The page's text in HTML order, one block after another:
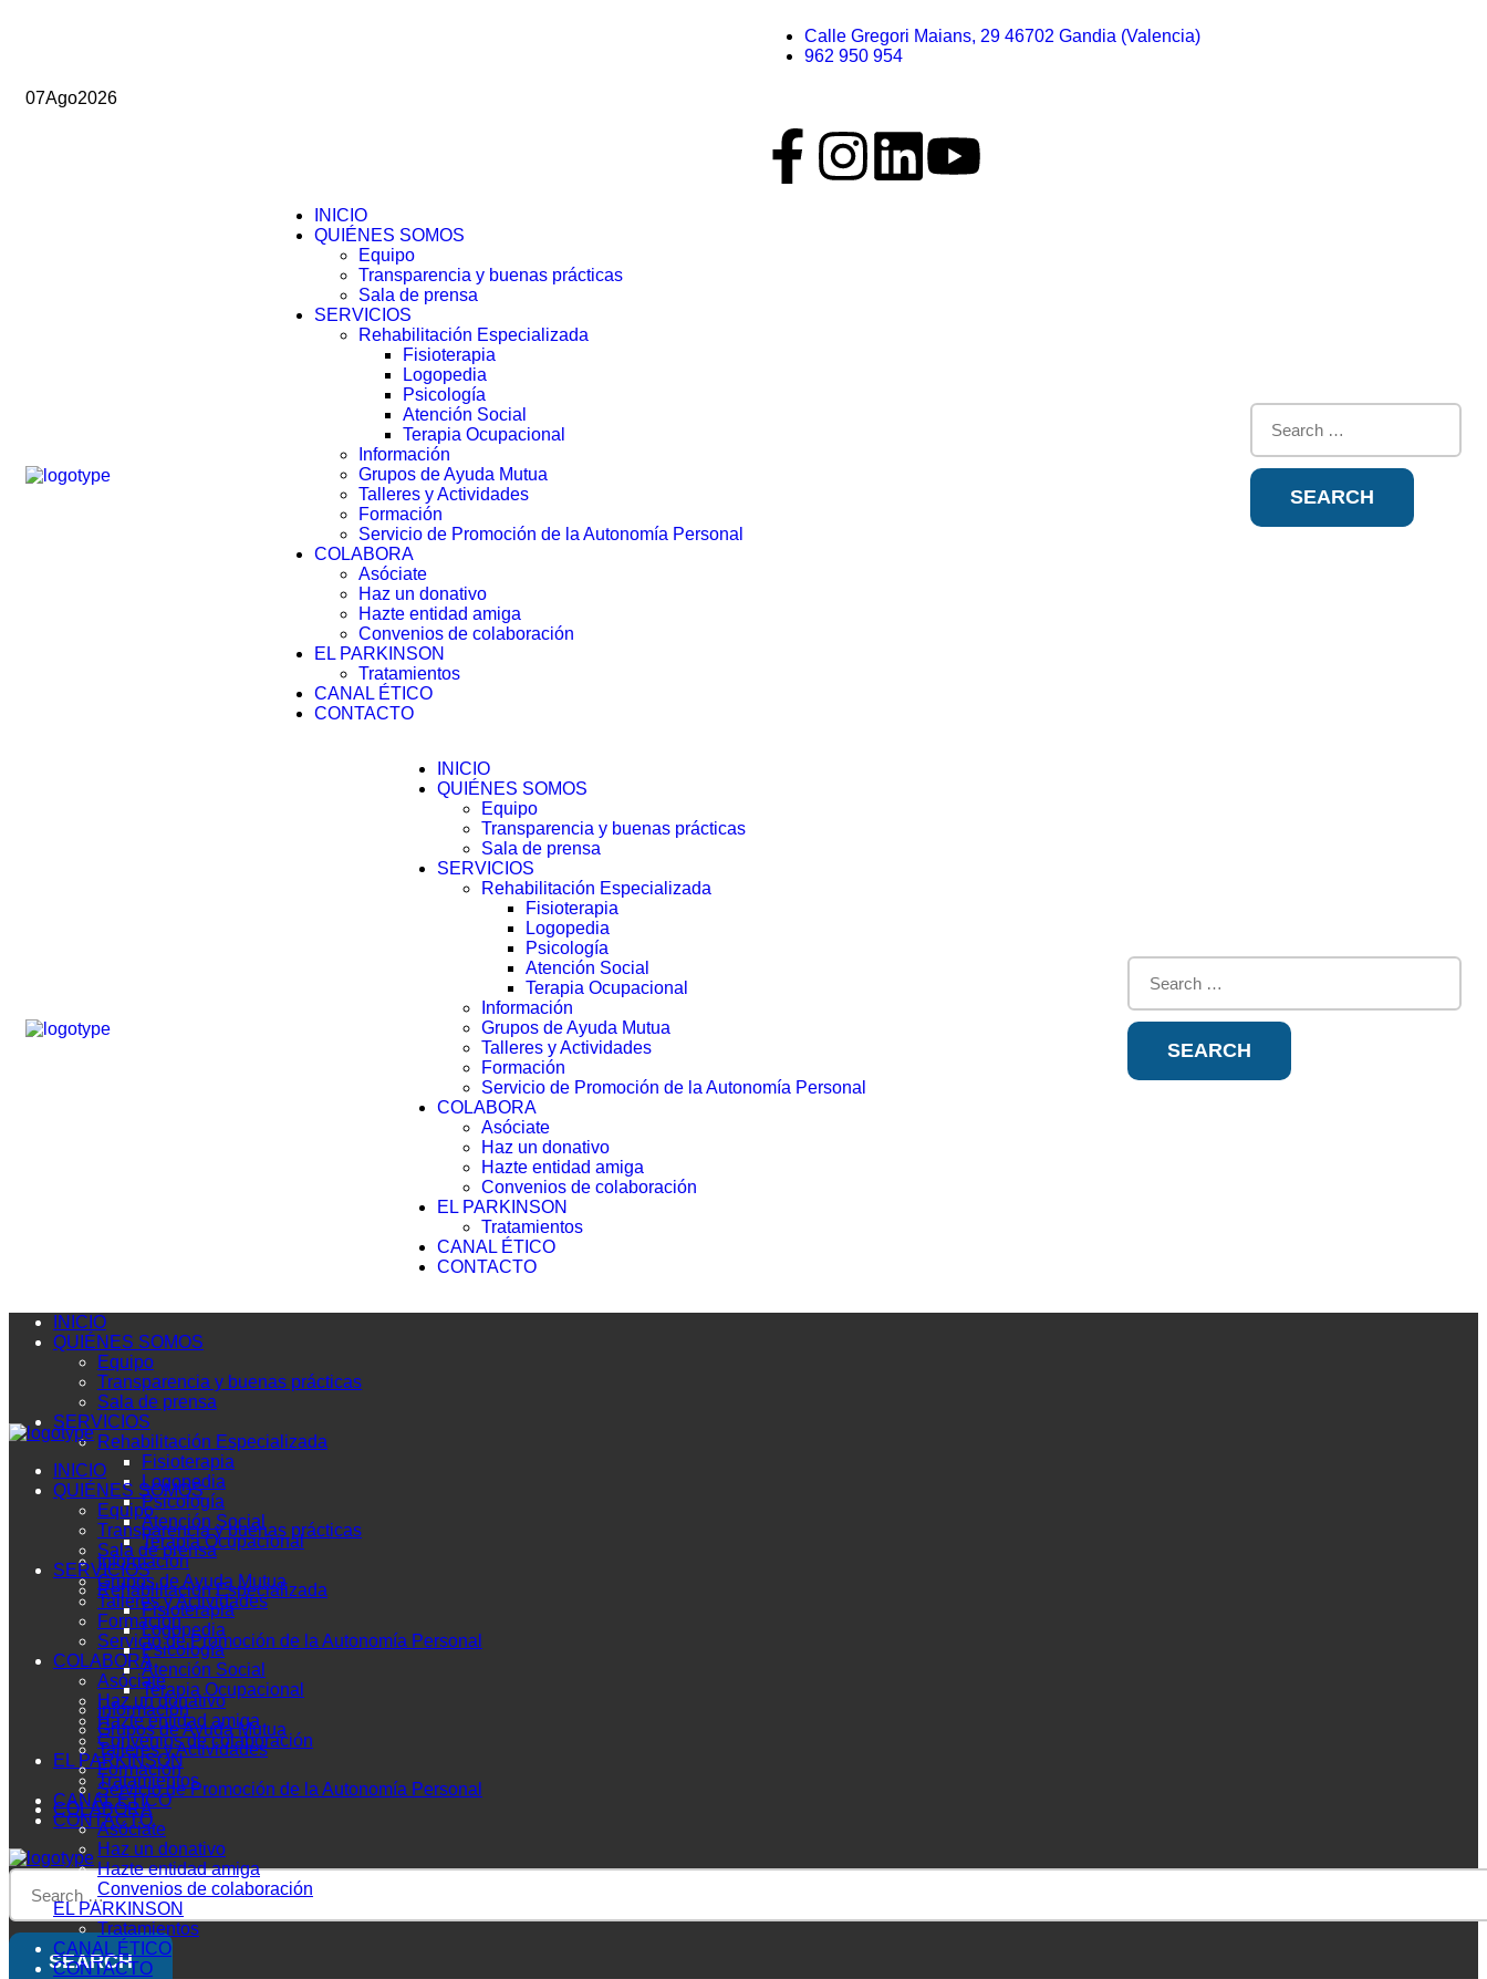
07Ago2026
Calle Gregori Maians, 29 46702 Gandia (Valencia)
962 950 954
INICIO
QUIÉNES SOMOS
Equipo
Transparencia y buenas prácticas
Sala de prensa
SERVICIOS
Rehabilitación Especializada
Fisioterapia
Logopedia
Psicología
Atención Social
Terapia Ocupacional
Información
Grupos de Ayuda Mutua
Talleres y Actividades
Formación
Servicio de Promoción de la Autonomía Personal
COLABORA
Asóciate
Haz un donativo
Hazte entidad amiga
Convenios de colaboración
EL PARKINSON
Tratamientos
CANAL ÉTICO
CONTACTO
INICIO
QUIÉNES SOMOS
Equipo
Transparencia y buenas prácticas
Sala de prensa
SERVICIOS
Rehabilitación Especializada
Fisioterapia
Logopedia
Psicología
Atención Social
Terapia Ocupacional
Información
Grupos de Ayuda Mutua
Talleres y Actividades
Formación
Servicio de Promoción de la Autonomía Personal
COLABORA
Asóciate
Haz un donativo
Hazte entidad amiga
Convenios de colaboración
EL PARKINSON
Tratamientos
CANAL ÉTICO
CONTACTO
INICIO
QUIÉNES SOMOS
Equipo
Transparencia y buenas prácticas
Sala de prensa
SERVICIOS
Rehabilitación Especializada
Fisioterapia
Logopedia
Psicología
Atención Social
Terapia Ocupacional
Información
Grupos de Ayuda Mutua
Talleres y Actividades
Formación
Servicio de Promoción de la Autonomía Personal
COLABORA
Asóciate
Haz un donativo
Hazte entidad amiga
Convenios de colaboración
EL PARKINSON
Tratamientos
CANAL ÉTICO
CONTACTO
INICIO
QUIÉNES SOMOS
Equipo
Transparencia y buenas prácticas
Sala de prensa
SERVICIOS
Rehabilitación Especializada
Fisioterapia
Logopedia
Psicología
Atención Social
Terapia Ocupacional
Información
Grupos de Ayuda Mutua
Talleres y Actividades
Formación
Servicio de Promoción de la Autonomía Personal
COLABORA
Asóciate
Haz un donativo
Hazte entidad amiga
Convenios de colaboración
EL PARKINSON
Tratamientos
CANAL ÉTICO
CONTACTO